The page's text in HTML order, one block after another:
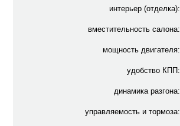
интерьер (отделка):
вместительность салона:
мощность двигателя:
удобство КПП:
динамика разгона:
управляемость и тормоза: